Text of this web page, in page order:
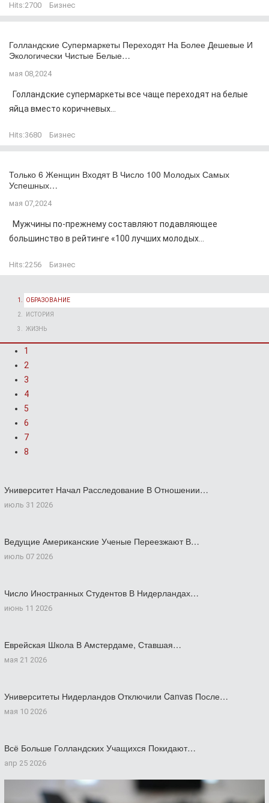
Hits:2700 Бизнес
Голландские Супермаркеты Переходят На Более Дешевые И
Экологически Чистые Белые…
мая 08,2024
Голландские супермаркеты все чаще переходят на белые
яйца вместо коричневых...
Hits:3680 Бизнес
Только 6 Женщин Входят В Число 100 Молодых Самых
Успешных…
мая 07,2024
Мужчины по-прежнему составляют подавляющее
большинство в рейтинге «100 лучших молодых...
Hits:2256 Бизнес
ОБРАЗОВАНИЕ
ИСТОРИЯ
ЖИЗНЬ
1
2
3
4
5
6
7
8
Университет Начал Расследование В Отношении…
июль 31 2026
Ведущие Американские Ученые Переезжают В…
июль 07 2026
Число Иностранных Студентов В Нидерландах…
июнь 11 2026
Еврейская Школа В Амстердаме, Ставшая…
мая 21 2026
Университеты Нидерландов Отключили Canvas После…
мая 10 2026
Всё Больше Голландских Учащихся Покидают…
апр 25 2026